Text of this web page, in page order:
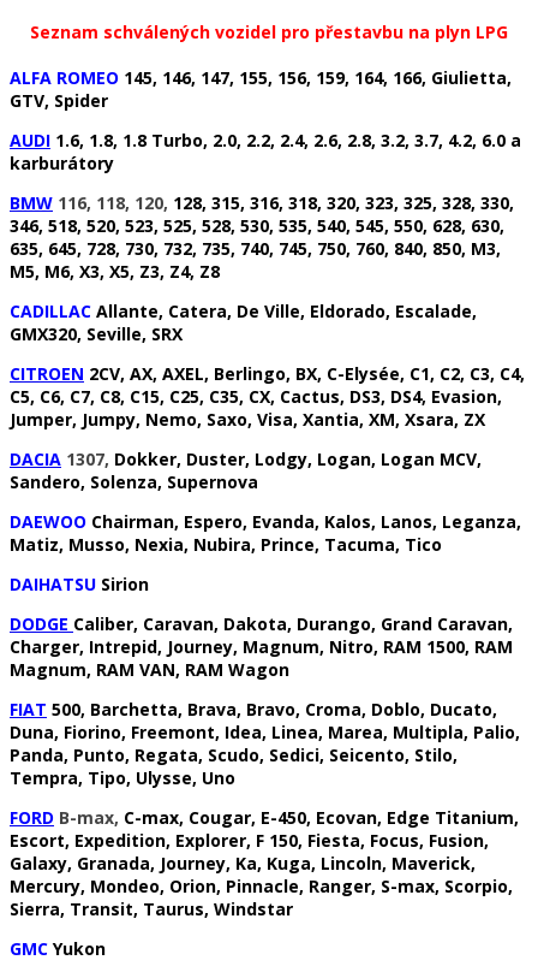
Seznam schválených vozidel pro přestavbu na plyn LPG
ALFA ROMEO 145, 146, 147, 155, 156, 159, 164, 166, Giulietta,
GTV, Spider
AUDI 1.6, 1.8, 1.8 Turbo, 2.0, 2.2, 2.4, 2.6, 2.8, 3.2, 3.7, 4.2, 6.0 a
karburátory
BMW 116, 118, 120, 128, 315, 316, 318, 320, 323, 325, 328, 330,
346, 518, 520, 523, 525, 528, 530, 535, 540, 545, 550, 628, 630,
635, 645, 728, 730, 732, 735, 740, 745, 750, 760, 840, 850, M3,
M5, M6, X3, X5, Z3, Z4, Z8
CADILLAC Allante, Catera, De Ville, Eldorado, Escalade,
GMX320, Seville, SRX
CITROEN 2CV, AX, AXEL, Berlingo, BX, C-Elysée, C1, C2, C3, C4,
C5, C6, C7, C8, C15, C25, C35, CX, Cactus, DS3, DS4, Evasion,
Jumper, Jumpy, Nemo, Saxo, Visa, Xantia, XM, Xsara, ZX
DACIA 1307, Dokker, Duster, Lodgy, Logan, Logan MCV,
Sandero, Solenza, Supernova
DAEWOO Chairman, Espero, Evanda, Kalos, Lanos, Leganza,
Matiz, Musso, Nexia, Nubira, Prince, Tacuma, Tico
DAIHATSU Sirion
DODGE Caliber, Caravan, Dakota, Durango, Grand Caravan,
Charger, Intrepid, Journey, Magnum, Nitro, RAM 1500, RAM
Magnum, RAM VAN, RAM Wagon
FIAT 500, Barchetta, Brava, Bravo, Croma, Doblo, Ducato,
Duna, Fiorino, Freemont, Idea, Linea, Marea, Multipla, Palio,
Panda, Punto, Regata, Scudo, Sedici, Seicento, Stilo,
Tempra, Tipo, Ulysse, Uno
FORD B-max, C-max, Cougar, E-450, Ecovan, Edge Titanium,
Escort, Expedition, Explorer, F 150, Fiesta, Focus, Fusion,
Galaxy, Granada, Journey, Ka, Kuga, Lincoln, Maverick,
Mercury, Mondeo, Orion, Pinnacle, Ranger, S-max, Scorpio,
Sierra, Transit, Taurus, Windstar
GMC Yukon